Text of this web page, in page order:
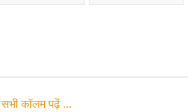
सभी कॉलम पढ़ें …